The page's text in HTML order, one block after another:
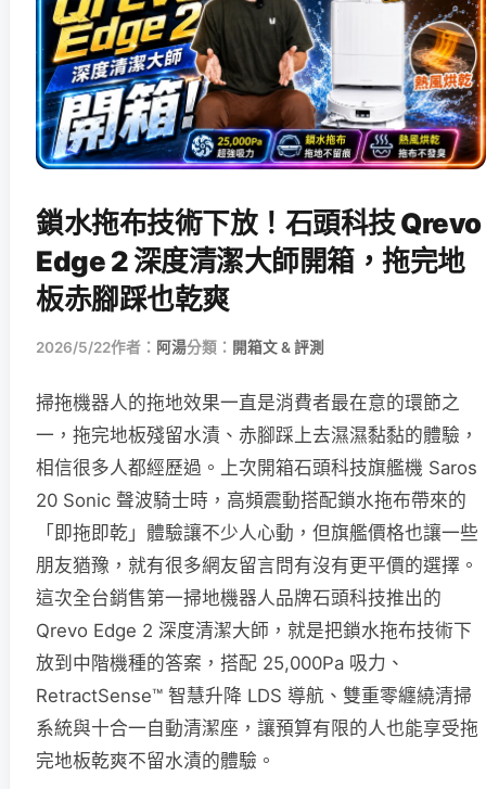
鎖水拖布技術下放！石頭科技 Qrevo
Edge 2 深度清潔大師開箱，拖完地
板赤腳踩也乾爽
2026/5/22作者： 阿湯分類： 開箱文 & 評測
掃拖機器人的拖地效果一直是消費者最在意的環節之
一，拖完地板殘留水漬、赤腳踩上去濕濕黏黏的體驗，
相信很多人都經歷過。上次開箱石頭科技旗艦機 Saros
20 Sonic 聲波騎士時，高頻震動搭配鎖水拖布帶來的
「即拖即乾」體驗讓不少人心動，但旗艦價格也讓一些
朋友猶豫，就有很多網友留言問有沒有更平價的選擇。
這次全台銷售第一掃地機器人品牌石頭科技推出的
Qrevo Edge 2 深度清潔大師，就是把鎖水拖布技術下
放到中階機種的答案，搭配 25,000Pa 吸力、
RetractSense™ 智慧升降 LDS 導航、雙重零纏繞清掃
系統與十合一自動清潔座，讓預算有限的人也能享受拖
完地板乾爽不留水漬的體驗。